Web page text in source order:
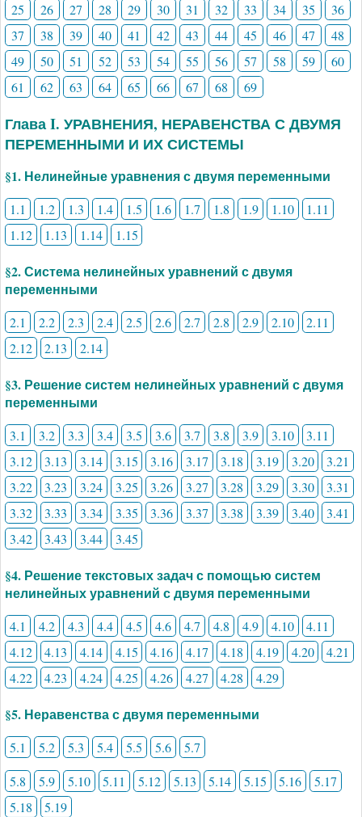
25
26 27 28 29 30 31 32 33 34 35
36
37
38 39 40 41 42 43 44 45 46 47
48
49
50 51 52 53 54 55 56 57 58 59
60
61
62 63 64 65 66 67 68 69
Глава I. УРАВНЕНИЯ, НЕРАВЕНСТВА С ДВУМЯ
ПЕРЕМЕННЫМИ И ИХ СИСТЕМЫ
§1. Нелинейные уравнения с двумя переменными
1.1 1.2 1.3 1.4 1.5 1.6 1.7 1.8 1.9 1.10
1.11
1.12
1.13 1.14 1.15
§2. Система нелинейных уравнений с двумя
переменными
2.1 2.2 2.3 2.4 2.5 2.6 2.7 2.8 2.9 2.10
2.11
2.12
2.13 2.14
§3. Решение систем нелинейных уравнений с двумя
переменными
3.1 3.2 3.3 3.4 3.5 3.6 3.7 3.8 3.9 3.10
3.11
3.12
3.13 3.14 3.15 3.16 3.17 3.18 3.19 3.20
3.21
3.22
3.23 3.24 3.25 3.26 3.27 3.28 3.29 3.30
3.31
3.32
3.33 3.34 3.35 3.36 3.37 3.38 3.39 3.40
3.41
3.42
3.43 3.44 3.45
§4. Решение текстовых задач с помощью систем
нелинейных уравнений с двумя переменными
4.1 4.2 4.3 4.4 4.5 4.6 4.7 4.8 4.9 4.10
4.11
4.12
4.13 4.14 4.15 4.16 4.17 4.18 4.19 4.20
4.21
4.22
4.23 4.24 4.25 4.26 4.27 4.28 4.29
§5. Неравенства с двумя переменными
5.1 5.2 5.3 5.4 5.5 5.6
5.7
5.8
5.9 5.10 5.11 5.12 5.13 5.14 5.15 5.16
5.17
5.18
5.19